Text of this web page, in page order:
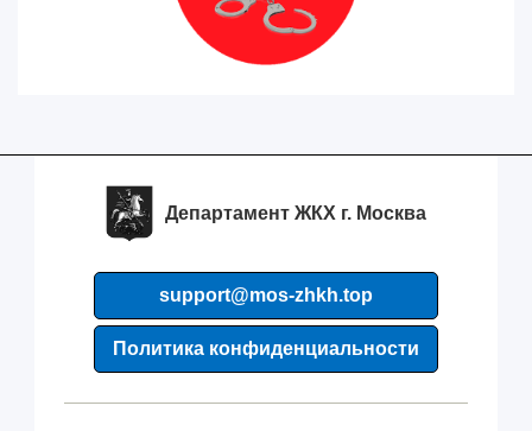
Департамент ЖКХ г. Москва
support@mos-zhkh.top
Политика конфиденциальности